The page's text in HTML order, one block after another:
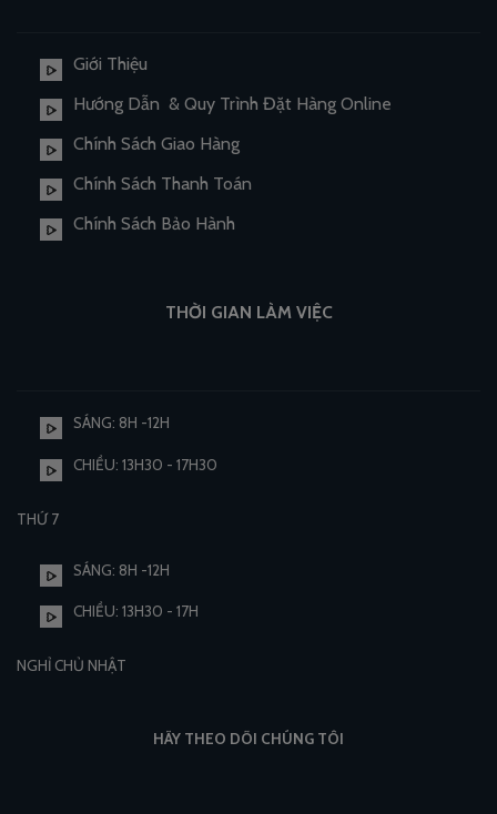
Giới Thiệu
Hướng Dẫn & Quy Trình Đặt Hàng Online
Chính Sách Giao Hàng
Chính Sách Thanh Toán
Chính Sách Bảo Hành
THỜI GIAN LÀM VIỆC
SÁNG: 8H -12H
CHIỀU: 13H30 - 17H30
THỨ 7
SÁNG: 8H -12H
CHIỀU: 13H30 - 17H
NGHỈ CHỦ NHẬT
HÃY THEO DÕI CHÚNG TÔI